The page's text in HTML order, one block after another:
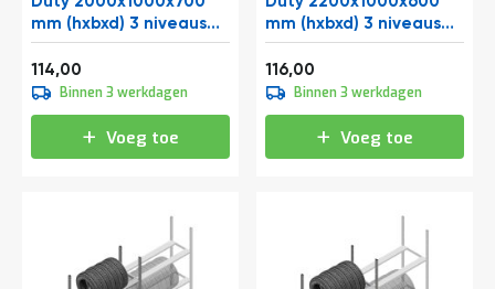
mm (hxbxd) 3 niveaus
beginsectie
Vanaf
114,00
Binnen 3 werkdagen
Voeg toe
mm (hxbxd) 3 niveaus
beginsectie
Vanaf
116,00
Binnen 3 werkdagen
Voeg toe